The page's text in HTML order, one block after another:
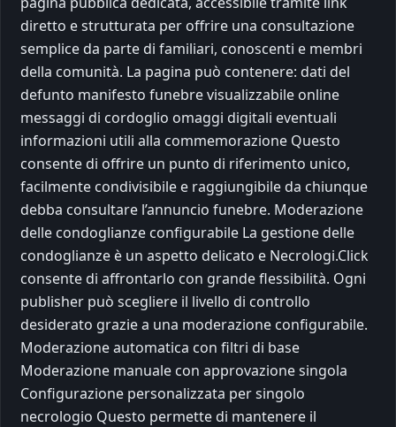
diretto e strutturata per offrire una consultazione
semplice da parte di familiari, conoscenti e membri
della comunità. La pagina può contenere: dati del
defunto manifesto funebre visualizzabile online
messaggi di cordoglio omaggi digitali eventuali
informazioni utili alla commemorazione Questo
consente di offrire un punto di riferimento unico,
facilmente condivisibile e raggiungibile da chiunque
debba consultare l’annuncio funebre. Moderazione
delle condoglianze configurabile La gestione delle
condoglianze è un aspetto delicato e Necrologi.Click
consente di affrontarlo con grande flessibilità. Ogni
publisher può scegliere il livello di controllo
desiderato grazie a una moderazione configurabile.
Moderazione automatica con filtri di base
Moderazione manuale con approvazione singola
Configurazione personalizzata per singolo
necrologio Questo permette di mantenere il